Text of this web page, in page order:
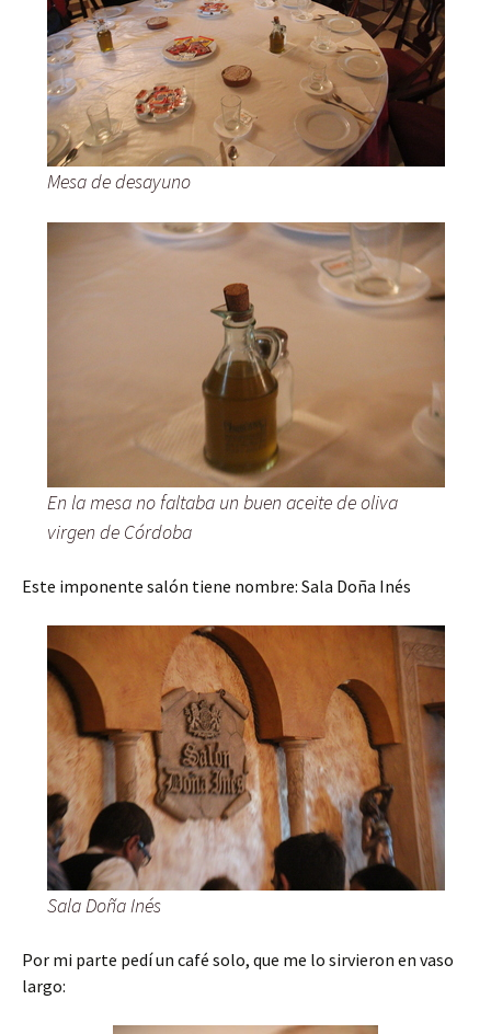
Mesa de desayuno
En la mesa no faltaba un buen aceite de oliva
virgen de Córdoba
Este imponente salón tiene nombre: Sala Doña Inés
Sala Doña Inés
Por mi parte pedí un café solo, que me lo sirvieron en vaso
largo: